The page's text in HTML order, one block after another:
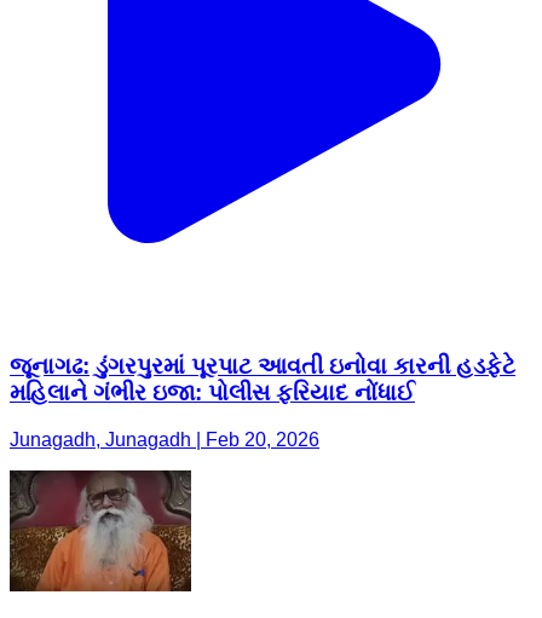
જૂનાગઢ: ડુંગરપુરમાં પૂરપાટ આવતી ઇનોવા કારની હડફેટે
મહિલાને ગંભીર ઇજા: પોલીસ ફરિયાદ નોંધાઈ
Junagadh, Junagadh | Feb 20, 2026